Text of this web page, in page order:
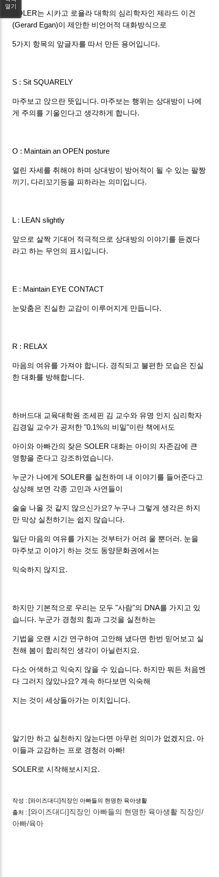
SOLER는 시카고 로욜라 대학의 심리학자인 제라드 이건
(Gerard Egan)이 제안한 비언어적 대화방식으로
5가지 항목의 앞글자를 따서 만든 용어입니다.
S : Sit SQUARELY
마주보고 앉으란 뜻입니다. 마주보는 행위는 상대방이 나에
게 주의를 기울인다고 생각하게 합니다.
O : Maintain an OPEN posture
열린 자세를 취해야 하며 상대방이 방어적이 될 수 있는 팔짱
끼기, 다리꼬기등을 피하라는 의미입니다.
L : LEAN slightly
앞으로 살짝 기대어 적극적으로 상대방의 이야기를 듣겠다
라고 하는 무언의 표시입니다.
E : Maintain EYE CONTACT
눈맞춤은 진실한 교감이 이루어지게 만듭니다.
R : RELAX
마음의 여유를 가져야 합니다. 경직되고 불편한 모습은 진실
한 대화를 방해합니다.
하버드대 교육대학원 조세핀 김 교수와 유명 인지 심리학자
김경일 교수가 공저한 "0.1%의 비밀"이란 책에서도
아이와 아빠간의 잦은 SOLER 대화는 아이의 자존감에 큰
영향을 준다고 강조하였습니다.
누군가 나에게 SOLER를 실천하며 내 이야기를 들어준다고
상상해 보면 각종 고민과 사연들이
술술 나올 것 같지 않으신가요? 누구나 그렇게 생각은 하지
만 막상 실천하기는 쉽지 않습니다.
일단 마음의 여유를 가지는 것부터가 어려 울 뿐더러. 눈을
마주보고 이야기 하는 것도 동양문화권에서는
익숙하지 않지요.
하지만 기본적으로 우리는 모두 "사람"의 DNA를 가지고 있
습니다. 누군가 경청의 힘과 그것을 실천하는
기법을 오랜 시간 연구하여 고안해 냈다면 한번 믿어보고 실
천해 봄이 합리적인 생각이 아닐런지요.
다소 어색하고 익숙지 않을 수 있습니다. 하지만 뭐든 처음엔
다 그러지 않았나요? 계속 하다보면 익숙해
지는 것이 세상돌아가는 이치입니다.
알기만 하고 실천하지 않는다면 아무런 의미가 없겠지요. 아
이들과 교감하는 프로 경청러 아빠!
SOLER로 시작해보시지요.
작성 : [와이즈대디]직장인 아빠들의 현명한 육아생활
출처 : [와이즈대디]직장인 아빠들의 현명한 육아생활 직장인/
아빠/육아
열기